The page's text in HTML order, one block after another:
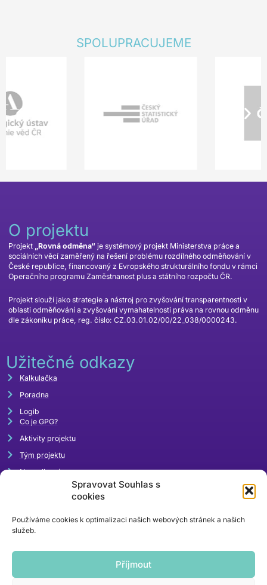
Spravovat Souhlas s
cookies
Používáme cookies k optimalizaci našich webových stránek a našich
služeb.
Příjmout
SPOLUPRACUJEME
O projektu
Projekt „Rovná odměna“ je systémový projekt Ministerstva práce a
sociálních věcí zaměřený na řešení problému rozdílného odměňování v
České republice, financovaný z Evropského strukturálního fondu v rámci
Operačního programu Zaměstnanost plus a státního rozpočtu ČR.
Projekt slouží jako strategie a nástroj pro zvyšování transparentnosti v
oblasti odměňování a zvyšování vymahatelnosti práva na rovnou odměnu
dle zákoníku práce, reg. číslo: CZ.03.01.02/00/22_038/0000243.
Užitečné odkazy
Kalkulačka
Poradna
Logib
Co je GPG?
Aktivity projektu
Tým projektu
Napsali o nás